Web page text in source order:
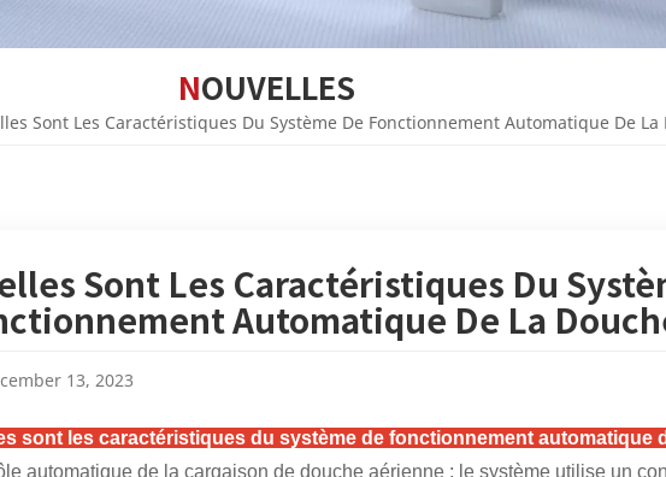
NOUVELLES
Sont Les Caractéristiques Du Système De Fonctionnement Automatique De La
Sont Les Caractéristiques Du
Automatique De La
13, 2023
sont les caractéristiques du système de fonctionnement automatique
automatique de la cargaison de douche aérienne : le système utilise un